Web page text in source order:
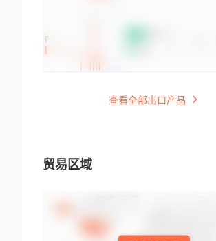
查看全部出口产品
贸易区域